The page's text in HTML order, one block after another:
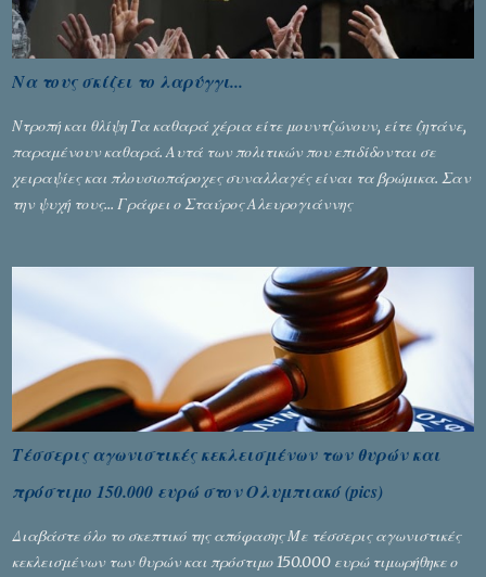
Να τους σκίζει το λαρύγγι...
Ντροπή και θλίψη Τα καθαρά χέρια είτε μουντζώνουν, είτε ζητάνε,
παραμένουν καθαρά. Αυτά των πολιτικών που επιδίδονται σε
χειραψίες και πλουσιοπάροχες συναλλαγές είναι τα βρώμικα. Σαν
την ψυχή τους... Γράφει ο Σταύρος Αλευρογιάννης
Τέσσερις αγωνιστικές κεκλεισμένων των θυρών και
πρόστιμο 150.000 ευρώ στον Ολυμπιακό (pics)
Διαβάστε όλο το σκεπτικό της απόφασης Με τέσσερις αγωνιστικές
κεκλεισμένων των θυρών και πρόστιμο 150.000 ευρώ τιμωρήθηκε ο